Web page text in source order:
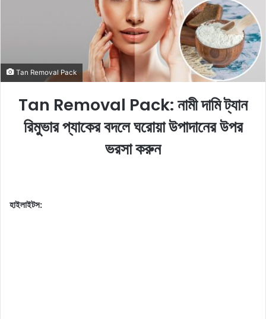
X a
i
Tan Removal Pack
Tan Removal Pack: নামী দামি ট্যান
রিমুভার প্যাকের বদলে ঘরোয়া উপাদানের উপর
ভরসা করুন
হাইলাইটস: